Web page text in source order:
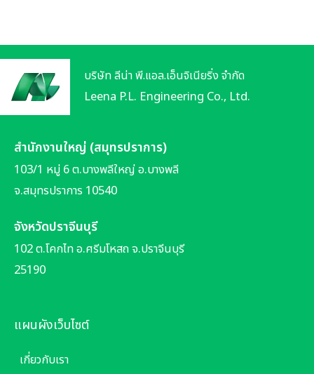
บริษัท ลีน่า พี.แอล.เอ็นจิเนียริ่ง จำกัด
Leena P.L. Engineering Co., Ltd.
สำนักงานใหญ่ (สมุทรปราการ)
103/1 หมู่ 6 ต.บางพลีใหญ่ อ.บางพลี
จ.สมุทรปราการ 10540
จังหวัดปราจีนบุรี
102 ต.โคกไท อ.ศรีมโหสถ จ.ปราจีนบุรี
25190
แผนผังเว็บไซต์
เกี่ยวกับเรา